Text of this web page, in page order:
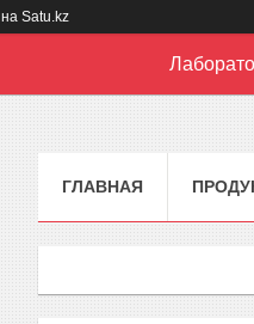
на Satu.kz
ГЛАВНАЯ